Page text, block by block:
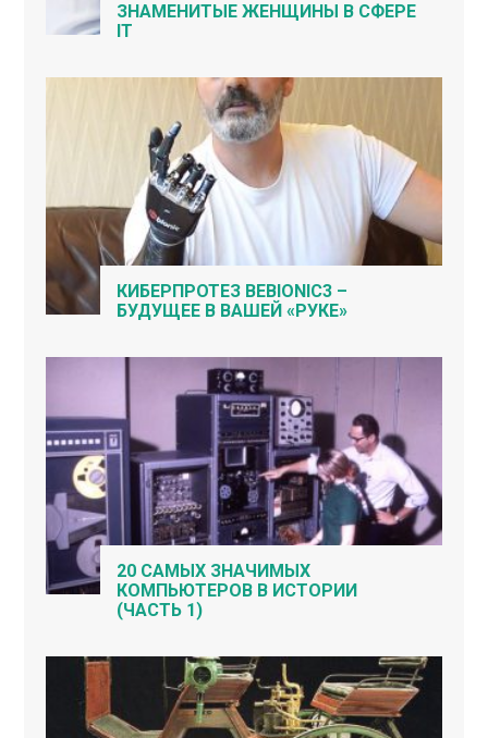
ЗНАМЕНИТЫЕ ЖЕНЩИНЫ В СФЕРЕ
IT
КИБЕРПРОТЕЗ BEBIONIC3 –
БУДУЩЕЕ В ВАШЕЙ «РУКЕ»
20 САМЫХ ЗНАЧИМЫХ
КОМПЬЮТЕРОВ В ИСТОРИИ
(ЧАСТЬ 1)